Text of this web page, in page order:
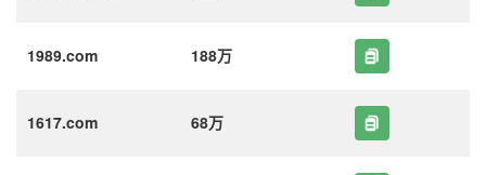
1989.com 188万
1617.com 68万